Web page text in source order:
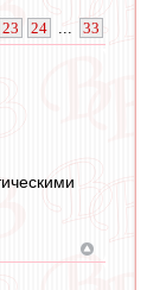
23 24 33